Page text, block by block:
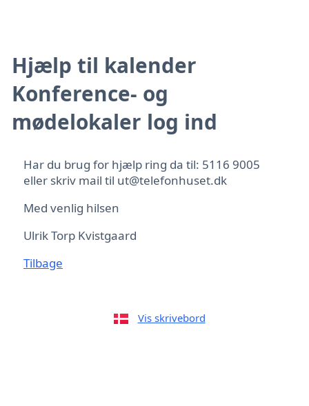
Hjælp til kalender
Konference- og
mødelokaler log ind
Har du brug for hjælp ring da til: 5116 9005
eller skriv mail til ut@telefonhuset.dk
Med venlig hilsen
Ulrik Torp Kvistgaard
Tilbage
Vis skrivebord